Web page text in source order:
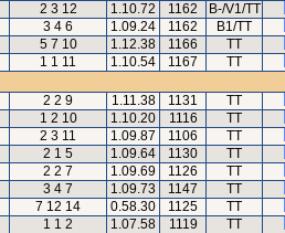
2 3 12 1.10.72 1162
B-/V1/TT
3 4 6 1.09.24 1162
B1/TT
5 7 10 1.12.38 1166
TT
1 1 11 1.10.54 1167
TT
2 2 9 1.11.38 1131
TT
1 2 10 1.10.20 1116
TT
2 3 11 1.09.87 1106
TT
2 1 5 1.09.64 1130
TT
2 2 7 1.09.69 1126
TT
3 4 7 1.09.73 1147
TT
7 12 14 0.58.30 1125
TT
1 1 2 1.07.58 1119
TT